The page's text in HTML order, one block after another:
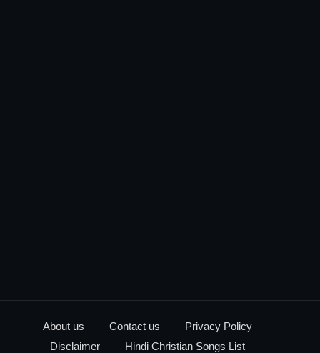
About us Contact us
Privacy Policy
Disclaimer
Hindi Christian Songs List